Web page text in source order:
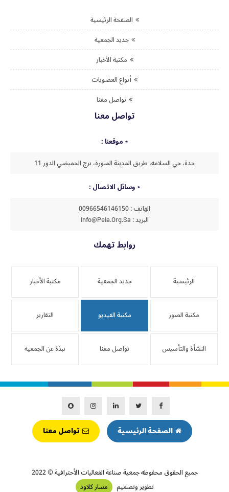
الصفحة الرئيسية
جديد الجمعية
مكتبة الأخبار
أنواع العضويات
تواصل معنا
تواصل معنا
موقعنا :
جدة، حي السلامه، طريق المدينة المنورة، برج الحميضي الدور 11
وسائل الاتصال :
الهاتف : 00966546146150
البريد : Info@peia.org.sa
روابط تهمك
الرئيسية جديد الجمعية مكتبة الأخبار
مكتبة الصور مكتبة الفيديو التقارير
النشأة والتأسيس تواصل معنا نبذة عن الجمعية
الصفحة الرئيسية تواصل معنا
جميع الحقوق محفوظهجمعية صناعة الفعاليات الأحترافية© 2022
تطوير وتصميم
مسار كلاود